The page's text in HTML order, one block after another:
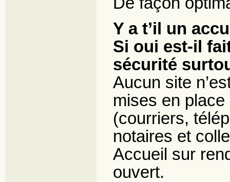
Y a t’il un
Si oui est-il
sécurité
Aucun site
mises en
(courriers,
notaires et
Accueil sur
ouvert.